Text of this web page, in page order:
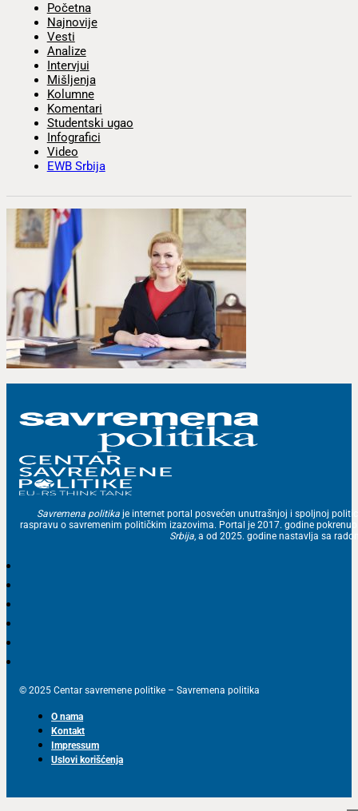
Početna
Najnovije
Vesti
Analize
Intervjui
Mišljenja
Kolumne
Komentari
Studentski ugao
Infografici
Video
EWB Srbija
Savremena politika je internet portal posvećen unutrašnjoj i spoljnoj
raspravu o savremenim političkim izazovima. Portal je 2017. godine
Srbija, a od 2025. godine nastavlja sa
© 2025 Centar savremene politike – Savremena politika
O nama
Kontakt
Impressum
Uslovi korišćenja